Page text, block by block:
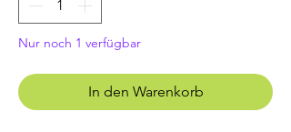
Nur noch 1 verfügbar
In den Warenkorb